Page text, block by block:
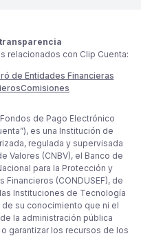
relacionados con Clip Cuenta:
de Entidades Financieras
Comisiones
de Pago Electrónico
es una Institución de
regulada y supervisada
Valores (CNBV), el Banco de
para la Protección y
(CONDUSEF), de
Instituciones de Tecnología
su conocimiento que ni el
la administración pública
garantizar los recursos de los